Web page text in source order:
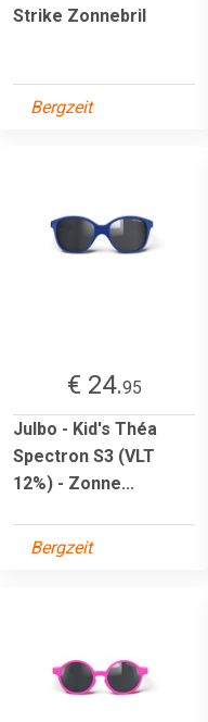
Strike Zonnebril
Bergzeit
€ 24.95
Julbo - Kid's Théa
Spectron S3 (VLT
12%) - Zonne...
Bergzeit